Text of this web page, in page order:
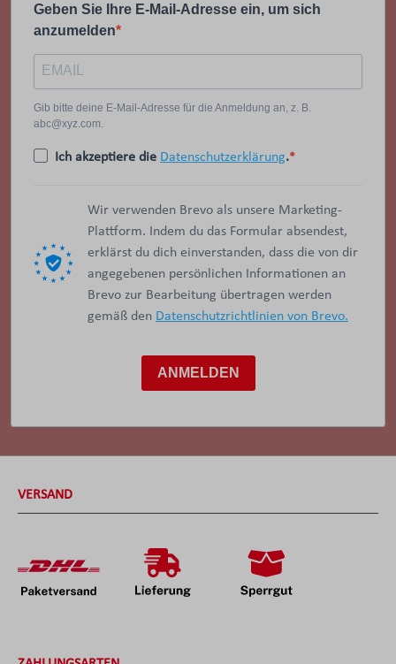
Geben Sie Ihre E-Mail-Adresse ein, um sich
anzumelden
Gib bitte deine E-Mail-Adresse für die Anmeldung an, z. B.
abc@xyz.com.
Ich akzeptiere die Datenschutzerklärung.
Wir verwenden Brevo als unsere Marketing-
Plattform. Indem du das Formular absendest,
erklärst du dich einverstanden, dass die von dir
angegebenen persönlichen Informationen an
Brevo zur Bearbeitung übertragen werden
gemäß den Datenschutzrichtlinien von Brevo.
ANMELDEN
VERSAND